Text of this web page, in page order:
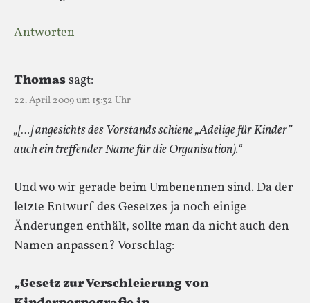
Antworten
Thomassagt:
22. April 2009 um 15:32 Uhr
„[…] angesichts des Vorstands schiene „Adelige für Kinder”
auch ein treffender Name für die Organisation).“
Und wo wir gerade beim Umbenennen sind. Da der
letzte Entwurf des Gesetzes ja noch einige
Änderungen enthält, sollte man da nicht auch den
Namen anpassen? Vorschlag:
„Gesetz zur Verschleierung von